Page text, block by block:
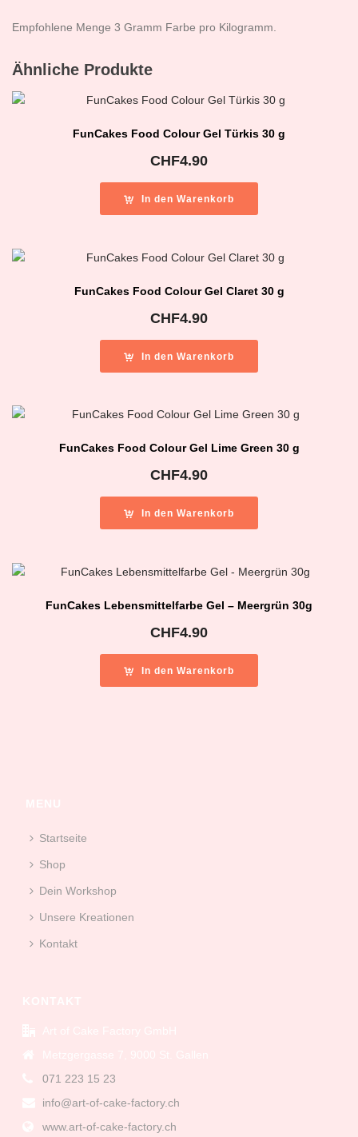
Empfohlene Menge 3 Gramm Farbe pro Kilogramm.
Ähnliche Produkte
FunCakes Food Colour Gel Türkis 30 g
CHF4.90
In den Warenkorb
FunCakes Food Colour Gel Claret 30 g
CHF4.90
In den Warenkorb
FunCakes Food Colour Gel Lime Green 30 g
CHF4.90
In den Warenkorb
FunCakes Lebensmittelfarbe Gel – Meergrün 30g
CHF4.90
In den Warenkorb
Startseite
Shop
Dein Workshop
Unsere Kreationen
Kontakt
071 223 15 23
info@art-of-cake-factory.ch
www.art-of-cake-factory.ch